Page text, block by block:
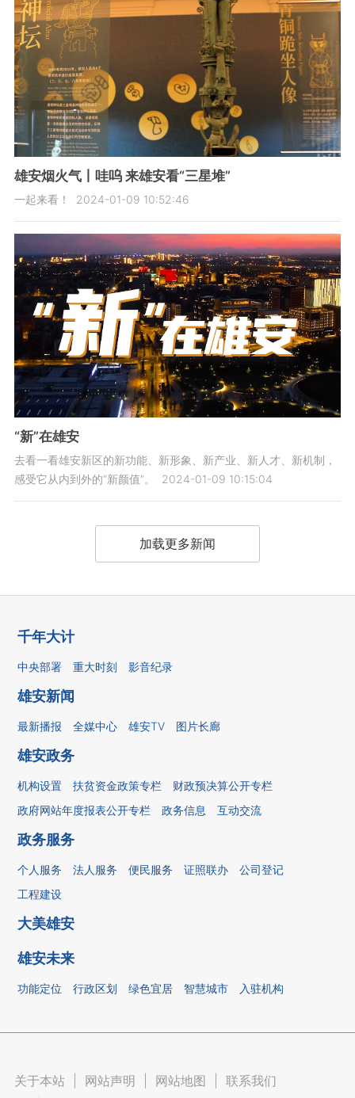
雄安烟火气丨哇呜 来雄安看“三星堆”
一起来看！ 2024-01-09 10:52:46
“新”在雄安
去看一看雄安新区的新功能、新形象、新产业、新人才、新机制，
感受它从内到外的“新颜值”。
2024-01-09 10:15:04
加载更多新闻
千年大计
中央部署 重大时刻 影音纪录
雄安新闻
最新播报 全媒中心 雄安TV 图片长廊
雄安政务
机构设置 扶贫资金政策专栏
财政预决算公开专栏
政府网站年度报表公开专栏
政务信息 互动交流
政务服务
个人服务 法人服务 便民服务 证照联办
公司登记
工程建设
大美雄安
雄安未来
功能定位 行政区划 绿色宜居 智慧城市 入驻机构
关于本站 网站声明 网站地图 联系我们